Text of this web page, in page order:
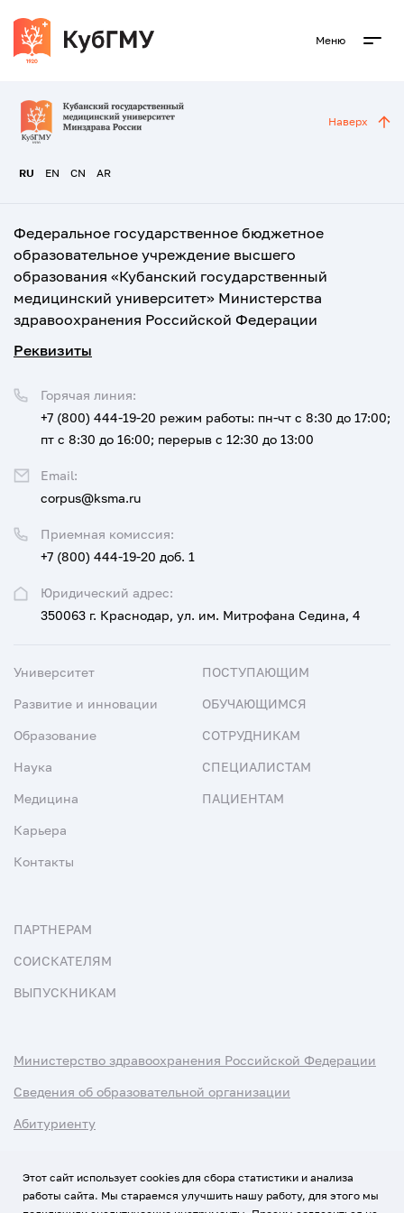
Меню
RU EN CN AR
Наверх
Федеральное государственное бюджетное
образовательное учреждение высшего
образования «Кубанский государственный
медицинский университет» Министерства
здравоохранения Российской Федерации
Реквизиты
Юридический адрес:
350063 г. Краснодар, ул. им. Митрофана Седина, 4
Приемная комиссия:
+7 (800) 444-19-20 доб. 1
Горячая линия:
+7 (800) 444-19-20 режим работы: пн-чт с 8:30 до 17:00;
пт с 8:30 до 16:00; перерыв с 12:30 до 13:00
Email:
corpus@ksma.ru
Университет
Развитие и инновации
Образование
Наука
Медицина
Карьера
Контакты
ПОСТУПАЮЩИМ
ОБУЧАЮЩИМСЯ
СОТРУДНИКАМ
СПЕЦИАЛИСТАМ
ПАЦИЕНТАМ
ПАРТНЕРАМ
СОИСКАТЕЛЯМ
ВЫПУСКНИКАМ
Министерство здравоохранения Российской Федерации
Сведения об образовательной организации
Абитуриенту
Этот сайт использует cookies для сбора статистики и анализа
работы сайта. Мы стараемся улучшить нашу работу, для этого мы